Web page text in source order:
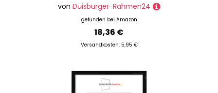
von Duisburger-Rahmen24
gefunden bei Amazon
18,36 €
Versandkosten: 5,95 €